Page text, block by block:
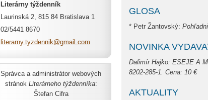
GLOSA
* Petr Žantovský:
NOVINKA
Dalimír Hajko: ESEJE A
8202-285-1. Cena: 10 €
AKTUALITY
Literárny týždenník
Laurinská 2, 815 84 Bratislava 1
02/5441 8670
literarny.tyzdennik@gmai l.com
Správca a administrátor webových
stránok Literárneho týždenníka:
Štefan Cifra